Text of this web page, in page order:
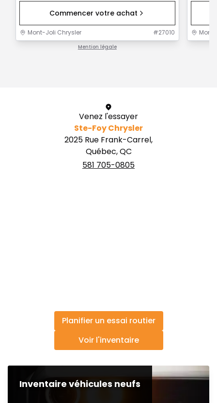
Commencer votre achat
Mont-Joli Chrysler #27010
Mention légale
Venez l'essayer
Ste-Foy Chrysler
2025 Rue Frank-Carrel,
Québec, QC
581 705-0805
Planifier un essai routier
Voir l'inventaire
Inventaire véhicules neufs